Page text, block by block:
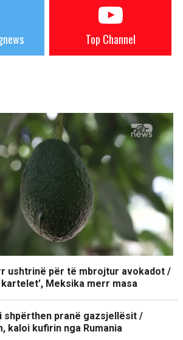
Top Channel
ushtrinë për të mbrojtur avokadot /
kartelet’, Meksika merr masa
shpërthen pranë gazsjellësit /
kaloi kufirin nga Rumania